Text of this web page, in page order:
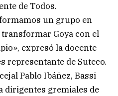
de Todos.
un grupo en
Goya con el
expresó la docente
representante de Suteco.
Pablo Ibáñez, Bassi
dirigentes gremiales de